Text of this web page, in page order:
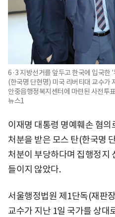
6·3 지방선거를 앞두고 한국에 입국한
(한국명 단현명) 미국 리버티대 교수가
안중읍행정복지센터에 마련된 사전투
뉴스1
이재명 대통령 명예훼손 혐의
처분을 받은 모스 탄(한국명
처분이 부당하다며 집행정지
들이지 않았다.
서울행정법원 제1단독(재판
교수가 지난 1일 국가를 상대